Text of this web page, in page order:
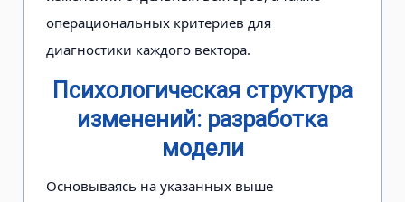
операциональных критериев для
диагностики каждого вектора.
Психологическая структура
изменений: разработка
модели
Основываясь на указанных выше